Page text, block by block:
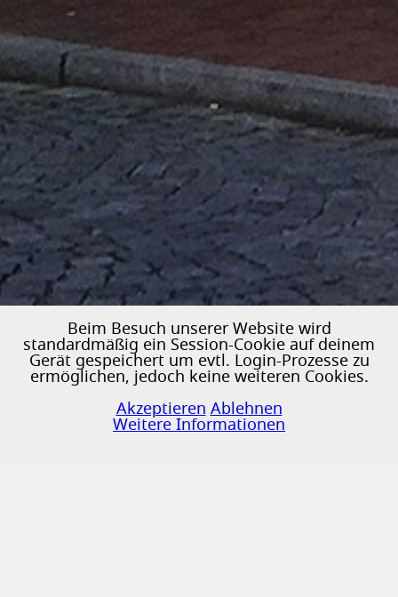
Beim Besuch unserer Website wird
standardmäßig ein Session-Cookie auf deinem
Gerät gespeichert um evtl. Login-Prozesse zu
ermöglichen, jedoch keine weiteren Cookies.
Akzeptieren Ablehnen
Weitere Informationen